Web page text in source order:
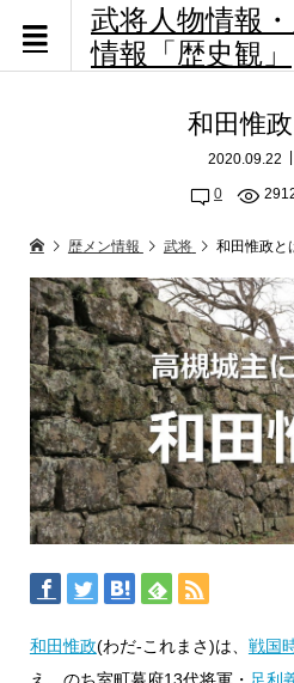
武将人物情報
情報「歴史観」
和田惟
2020.09.22
0
歴メン情報 武将 和田惟政と
和田惟政(わだ-これまさ)は、 戦国
え、のち室町幕府13代将軍・ 足利